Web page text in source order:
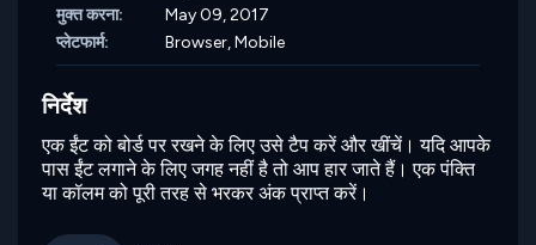
मुक्त करना:
May 09, 2017
प्लेटफार्म:
Browser, Mobile
निर्देश
एक ईंट को बोर्ड पर रखने के लिए उसे टैप करें और खींचें। यदि आपके
पास ईंट लगाने के लिए जगह नहीं है तो आप हार जाते हैं। एक पंक्ति
या कॉलम को पूरी तरह से भरकर अंक प्राप्त करें।